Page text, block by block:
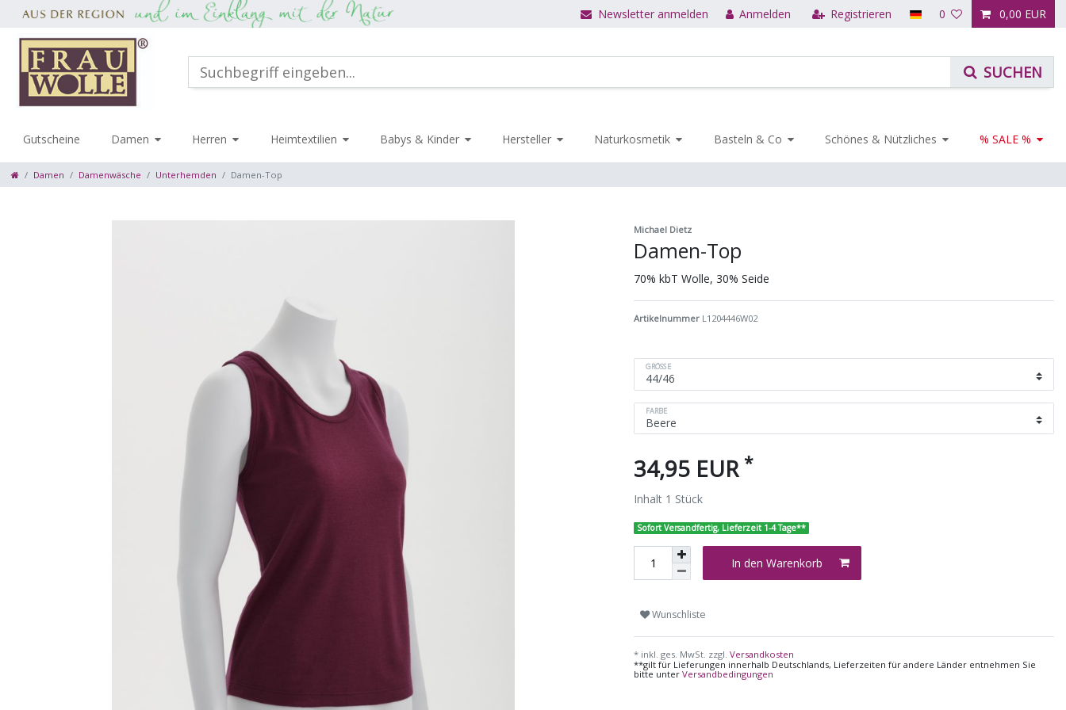
Newsletter anmelden Anmelden Registrieren 0 0,00 EUR
Gutscheine Damen Herren Heimtextilien Babys & Kinder Hersteller Naturkosmetik Basteln & Co Schönes & Nützliches % SALE %
Damen Damenwäsche Unterhemden Damen-Top
Michael Dietz
Damen-Top
70% kbT Wolle, 30% Seide
Artikelnummer L1204446W02
GRÖSSE
FARBE
34,95 EUR *
Inhalt 1 Stück
Sofort Versandfertig, Lieferzeit 1-4 Tage**
In den Warenkorb
Wunschliste
* inkl. ges. MwSt. zzgl. Versandkosten
**gilt für Lieferungen innerhalb Deutschlands, Lieferzeiten für andere Länder entnehmen Sie
bitte unter Versandbedingungen